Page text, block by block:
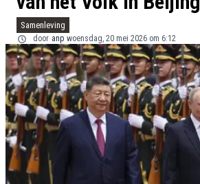
Samenleving
door anp woensdag, 20 mei 2026 om 6:12